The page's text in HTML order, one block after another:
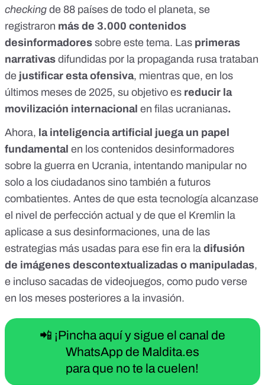
checking de 88 países de todo el planeta, se
registraron más de 3.000 contenidos
desinformadores sobre este tema. Las primeras
narrativas difundidas por la propaganda rusa trataban
de justificar esta ofensiva, mientras que, en los
últimos meses de 2025, su objetivo es reducir la
movilización internacional en filas ucranianas.
Ahora, la inteligencia artificial juega un papel
fundamental en los contenidos desinformadores
sobre la guerra en Ucrania, intentando manipular no
solo a los ciudadanos sino también a futuros
combatientes. Antes de que esta tecnología alcanzase
el nivel de perfección actual y de que el Kremlin la
aplicase a sus desinformaciones, una de las
estrategias más usadas para ese fin era la difusión
de imágenes descontextualizadas o manipuladas,
e incluso sacadas de videojuegos, como pudo verse
en los meses posteriores a la invasión.
📲 ¡Pincha aquí y sigue el canal de
WhatsApp de Maldita.es
para que no te la cuelen!